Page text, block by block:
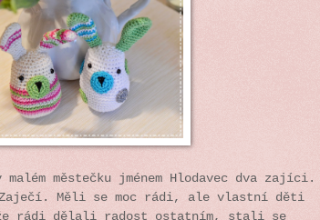
městečku jménem Hlodavec dva zajíci.
Zaječí. Měli se moc rádi, ale vlastní děti
rádi dělali radost ostatním, stali se